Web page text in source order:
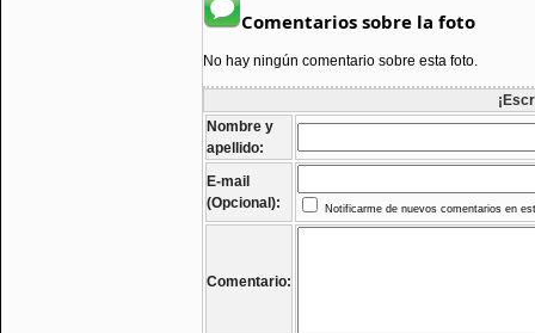
Comentarios sobre la foto
No hay ningún comentario sobre esta foto.
Nombre y
apellido:
E-mail
(Opcional):
Notificarme de nuevos comentarios en
Comentario: